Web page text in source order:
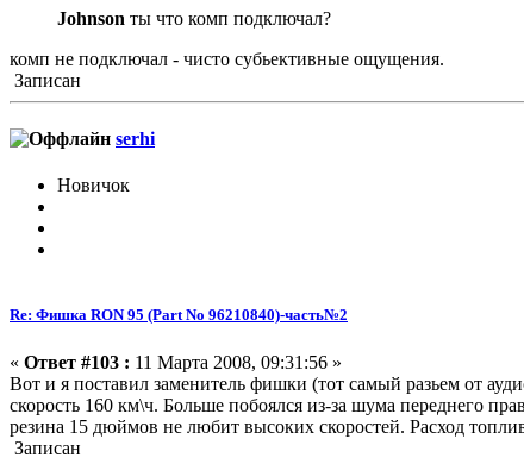
Johnson ты что комп подключал?
комп не подключал - чисто субьективные ощущения.
Записан
serhi
Новичок
Re: Фишка RON 95 (Part No 96210840)-часть№2
« Ответ #103 : 11 Марта 2008, 09:31:56 »
Вот и я поставил заменитель фишки (тот самый разьем от
скорость 160 км\ч. Больше побоялся из-за шума переднего
резина 15 дюймов не любит высоких скоростей. Расход
Записан